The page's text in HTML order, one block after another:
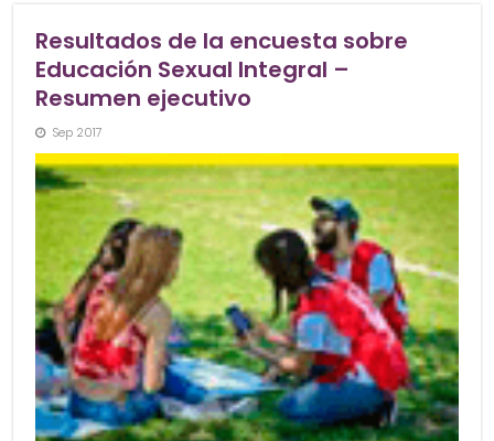
Resultados de la encuesta sobre
Educación Sexual Integral –
Resumen ejecutivo
Sep 2017